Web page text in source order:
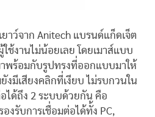
ยาว์จาก Anitech แบรนด์แก็ดเจ็ต
ช้งานไม่น้อยเลย โดยเมาส์แบบ
พร้อมกับรูปทรงที่ออกแบบมาให้
มีเสียงคลิกที่เงียบ ไม่รบกวนใน
ได้ถึง 2 ระบบด้วยกัน คือ
งรับการเชื่อมต่อได้ทั้ง PC,